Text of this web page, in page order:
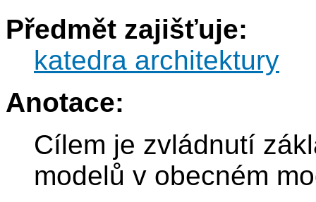
Předmět zajišťuje:
katedra architektury
Anotace:
Cílem je zvládnutí
modelů v obecném